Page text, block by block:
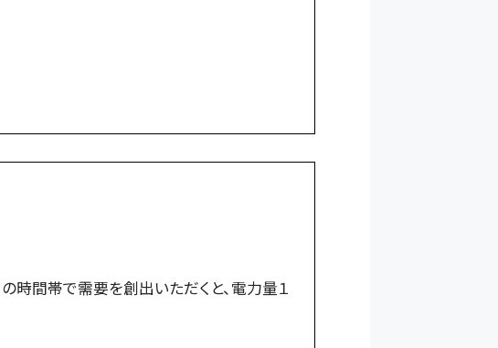
時間帯で需要を創出いただくと、電力量１